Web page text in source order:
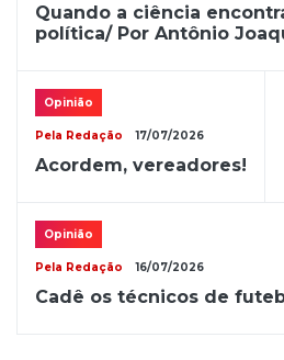
Quando a ciência
política/ Por Antônio
Opinião
Pela Redação 17/07/2026
Acordem, vereadores!
Opinião
Pela Redação 16/07/2026
Cadê os técnicos de